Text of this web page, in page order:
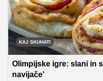
KAJ SKUHATI
Olimpijske igre: slani in
navijače'